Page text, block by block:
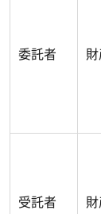
委託者
受託者